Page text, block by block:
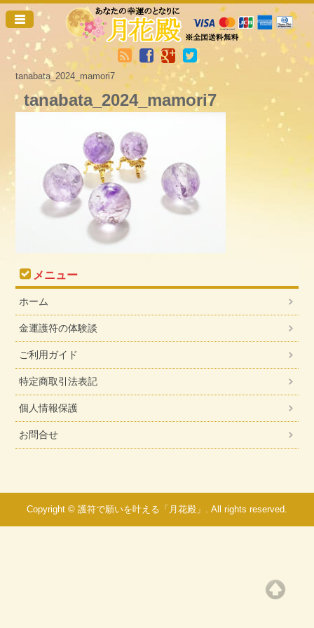
tanabata_2024_mamori7
tanabata_2024_mamori7
メニュー
ホーム
金運護符の体験談
ご利用ガイド
特定商取引法表記
個人情報保護
お問合せ
Copyright © 護符で願いを叶える「月花殿」. All rights reserved.